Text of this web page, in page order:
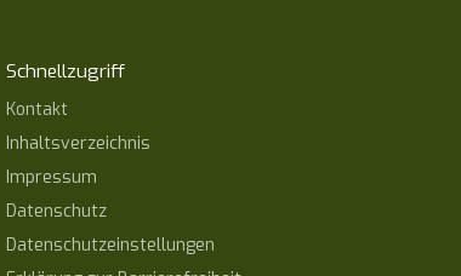
Schnellzugriff
Kontakt
Inhaltsverzeichnis
Impressum
Datenschutz
Datenschutzeinstellungen